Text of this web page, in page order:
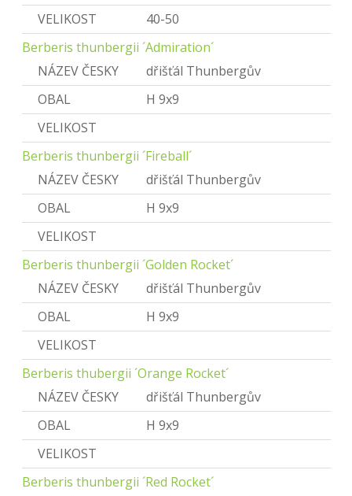
VELIKOST
40-50
Berberis thunbergii ´Admiration´
NÁZEV ČESKY
dřišťál Thunbergův
OBAL
H 9x9
VELIKOST
Berberis thunbergii ´Fireball´
NÁZEV ČESKY
dřišťál Thunbergův
OBAL
H 9x9
VELIKOST
Berberis thunbergii ´Golden Rocket´
NÁZEV ČESKY
dřišťál Thunbergův
OBAL
H 9x9
VELIKOST
Berberis thubergii ´Orange Rocket´
NÁZEV ČESKY
dřišťál Thunbergův
OBAL
H 9x9
VELIKOST
Berberis thunbergii ´Red Rocket´